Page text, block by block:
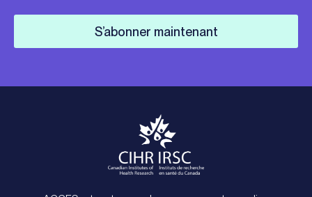
S’abonner maintenant